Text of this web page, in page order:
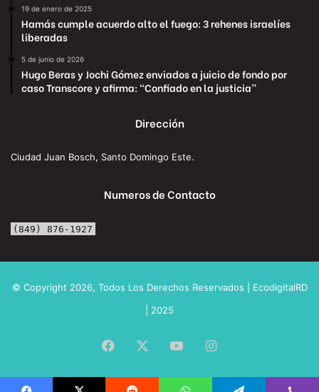
19 de enero de 2025
Hamás cumple acuerdo alto el fuego: 3 rehenes israelíes
liberadas
5 de junio de 2026
Hugo Beras y Jochi Gómez enviados a juicio de fondo por
caso Transcore y afirma: “Confiado en la justicia”
Dirección
Ciudad Juan Bosch, Santo Domingo Este.
Numeros de Contacto
(849) 876-1927
© Copyright 2026, Todos Los Derechos Reservados | EcodigitalRD
| 2025
Facebook YouTubeInstagram